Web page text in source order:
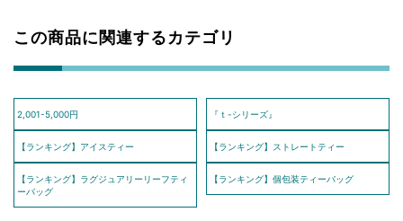
この商品に関連するカテゴリ
2,001-5,000円 『ｔ-シリーズ』
【ランキング】アイスティー 【ランキング】ストレートティー
【ランキング】ラグジュアリーリーフティ
ーバッグ
【ランキング】個包装ティーバッグ